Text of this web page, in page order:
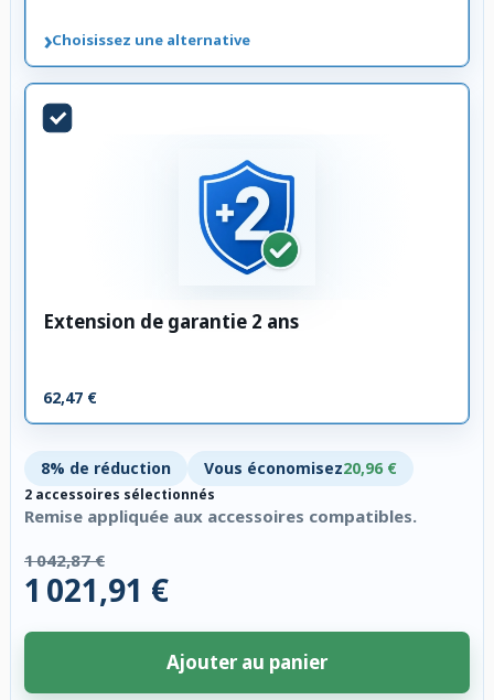
›Choisissez une alternative
Extension de garantie 2 ans
62,47 €
8% de réduction Vous économisez20,96 €
2 accessoires sélectionnés
Remise appliquée aux accessoires compatibles.
1 042,87 €
1 021,91 €
Ajouter au panier